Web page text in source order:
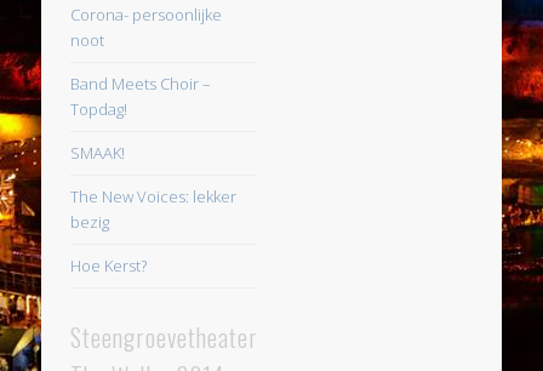
Corona- persoonlijke
noot
Band Meets Choir –
Topdag!
SMAAK!
The New Voices: lekker
bezig
Hoe Kerst?
Steengroevetheater